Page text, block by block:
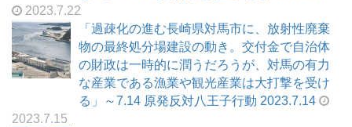
2023.7.22
「過疎化の進む長崎県対馬市に、放射性廃棄
物の最終処分場建設の動き。交付金で自治体
の財政は一時的に潤うだろうが、対馬の有力
な産業である漁業や観光産業は大打撃を受け
る」～7.14 原発反対八王子行動 2023.7.14
2023.7.15